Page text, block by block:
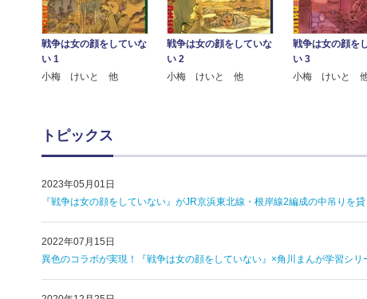
戦争は女の顔をしていな
い 1
小梅 けいと 他
戦争は女の顔をしていな
い 2
小梅 けいと 他
戦争は女の顔を
い 3
小梅 けいと
トピックス
2023年05月01日
『戦争は女の顔をしていない』がJR京浜東北線・根岸線2編成の中吊りを貸
2022年07月15日
異色のコラボが実現！『戦争は女の顔をしていない』×角川まんが学習シ